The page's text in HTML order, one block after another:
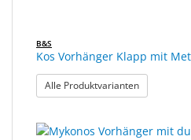
B&S
Kos Vorhänger Klapp mit
Alle Produktvarianten: Kos